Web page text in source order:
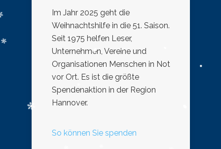
Im Jahr 2025 geht die
Weihnachtshilfe in die 51. Saison.
Seit 1975 helfen Leser,
Unternehmen, Vereine und
Organisationen Menschen in Not
vor Ort. Es ist die größte
Spendenaktion in der Region
Hannover.
So können Sie spenden